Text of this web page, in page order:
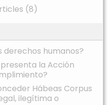
(8)
derechos humanos?
la Acción
Hábeas Corpus
ilegítima o